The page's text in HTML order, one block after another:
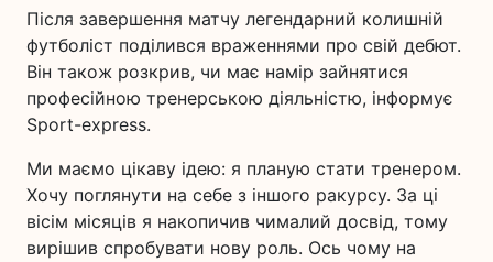
Після завершення матчу легендарний колишній
футболіст поділився враженнями про свій дебют.
Він також розкрив, чи має намір зайнятися
професійною тренерською діяльністю, інформує
Sport-express.
Ми маємо цікаву ідею: я планую стати тренером.
Хочу поглянути на себе з іншого ракурсу. За ці
вісім місяців я накопичив чималий досвід, тому
вирішив спробувати нову роль. Ось чому на